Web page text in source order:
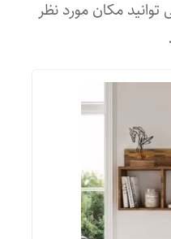
مکان مورد نظر